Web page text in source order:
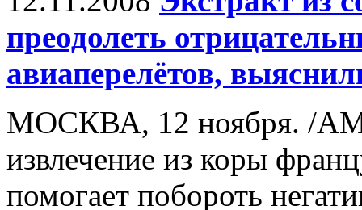
преодолеть
авиаперелётов,
МОСКВА, 12 ноября. /
извлечение из коры
помогает побороть